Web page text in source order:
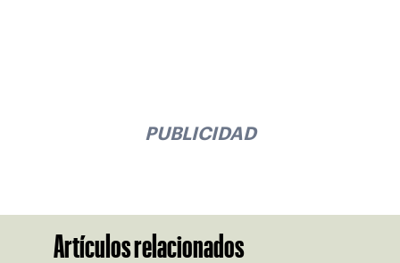
PUBLICIDAD
Artículos relacionados